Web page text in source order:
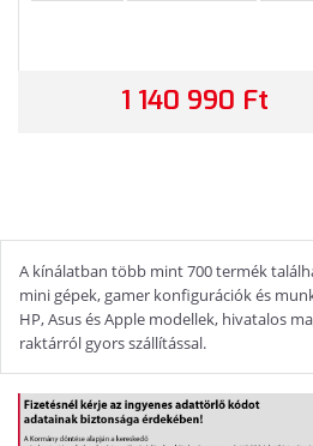
1 140 990 Ft
A kínálatban több mint 700 termék
mini gépek, gamer konfigurációk és
HP, Asus és Apple modellek, hivatalos
raktárról gyors szállítással.